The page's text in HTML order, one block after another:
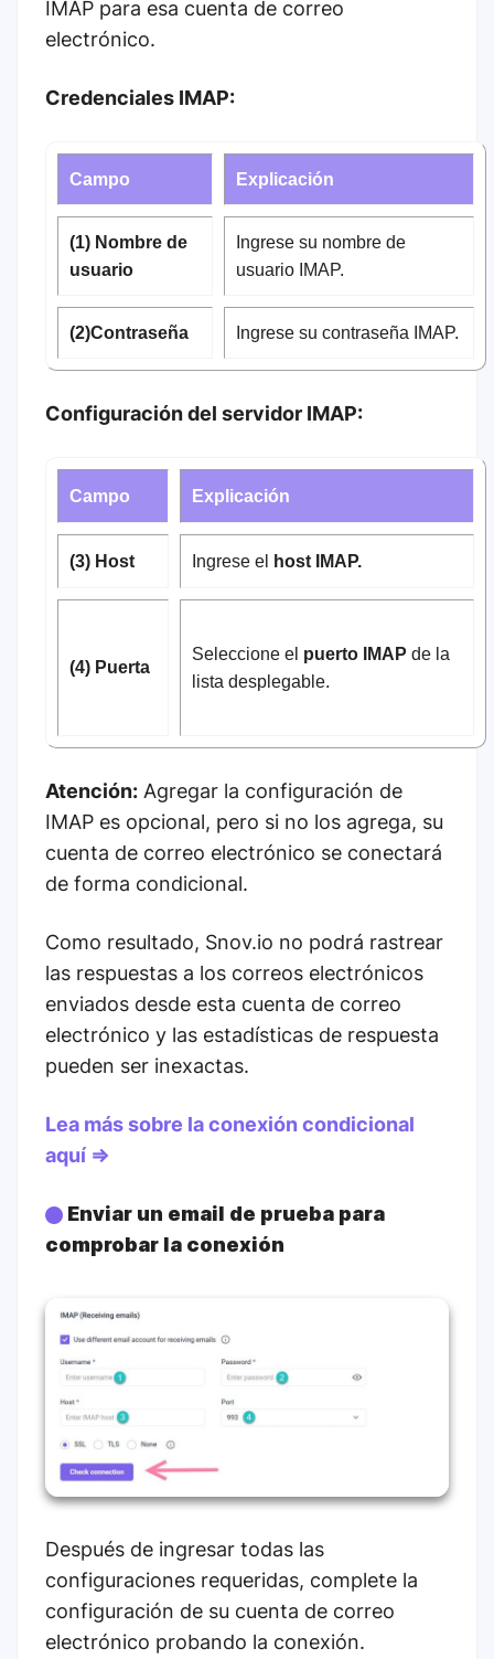
IMAP para esa cuenta de correo
electrónico.
Credenciales IMAP:
Campo Explicación
(1) Nombre de
usuario
Ingrese su nombre de
usuario IMAP.
(2)Contraseña Ingrese su contraseña IMAP.
Configuración del servidor IMAP:
Campo Explicación
(3) Host Ingrese el host IMAP.
(4) Puerta
Seleccione el puerto IMAP de la
lista desplegable.
Atención: Agregar la configuración de
IMAP es opcional, pero si no los agrega, su
cuenta de correo electrónico se conectará
de forma condicional.
Como resultado, Snov.io no podrá rastrear
las respuestas a los correos electrónicos
enviados desde esta cuenta de correo
electrónico y las estadísticas de respuesta
pueden ser inexactas.
Lea más sobre la conexión condicional
aquí ⇒
Enviar un email de prueba para
comprobar la conexión
Después de ingresar todas las
configuraciones requeridas, complete la
configuración de su cuenta de correo
electrónico probando la conexión.